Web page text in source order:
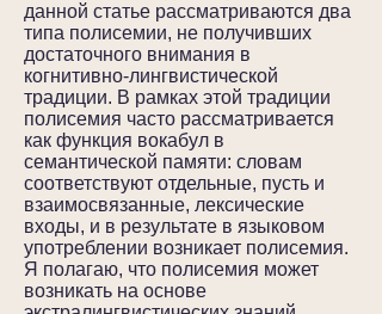
данной статье рассматриваются два
типа полисемии, не получивших
достаточного внимания в
когнитивно-лингвистической
традиции. В рамках этой традиции
полисемия часто рассматривается
как функция вокабул в
семантической памяти: словам
соответствуют отдельные, пусть и
взаимосвязанные, лексические
входы, и в результате в языковом
употреблении возникает полисемия.
Я полагаю, что полисемия может
возникать на основе